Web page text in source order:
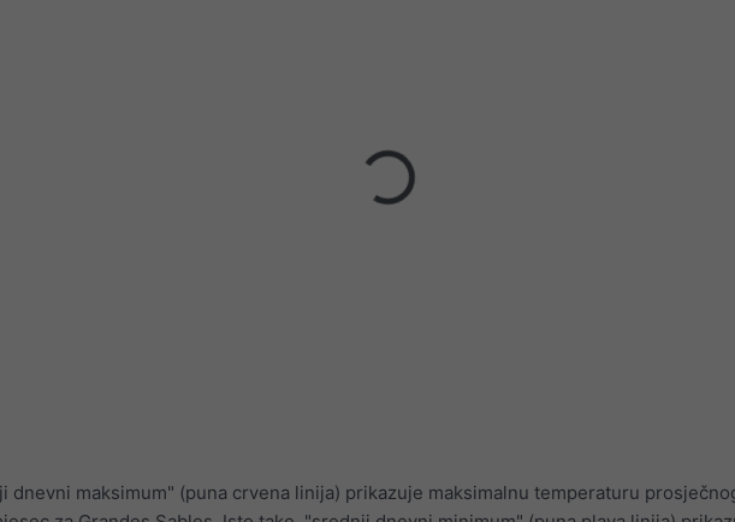
dnevni maksimum" (puna crvena linija) prikazuje maksimalnu temperaturu